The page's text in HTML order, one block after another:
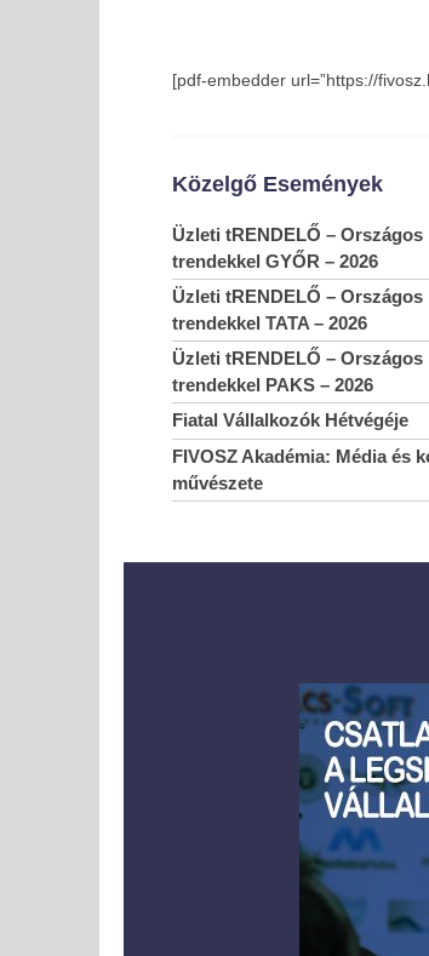
MOST
YTILI amerikai tanulmányút fiatal
JELENTKEZÉSI HATÁRIDŐ:
2024-
01-31
[pdf-embedder url=”https://
Közelgő Események
Üzleti tRENDELŐ –
trendekkel GYŐR – 2026
Üzleti tRENDELŐ –
trendekkel TATA – 2026
Üzleti tRENDELŐ –
trendekkel PAKS – 2026
Fiatal Vállalkozók Hétvégéje
FIVOSZ Akadémia: Média és
művészete